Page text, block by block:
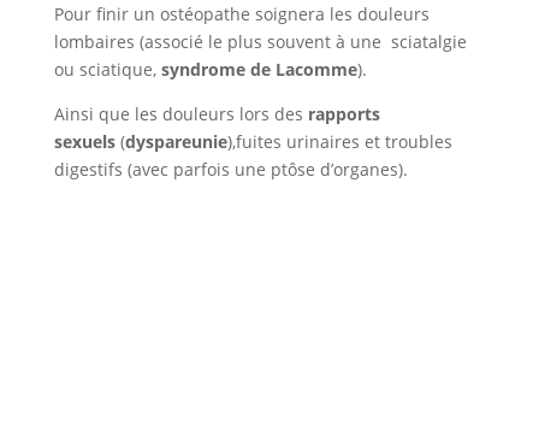
Pour finir un ostéopathe soignera les douleurs
lombaires (associé le plus souvent à une sciatalgie
ou sciatique, syndrome de Lacomme).
Ainsi que les douleurs lors des rapports
sexuels (dyspareunie),fuites urinaires et troubles
digestifs (avec parfois une ptôse d’organes).